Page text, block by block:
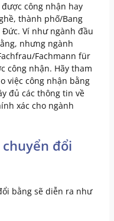
công nhận hay
thành phố/Bang
Ví như ngành đầu
nhưng ngành
Fachmann für
công nhận. Hãy tham
việc công nhận bằng
đủ các thông tin về
xác cho ngành
đổi
bằng sẽ diễn ra như